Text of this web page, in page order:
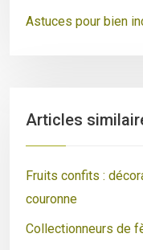
Astuces pour bien
Articles
Fruits confits :
couronne
Collectionneurs de